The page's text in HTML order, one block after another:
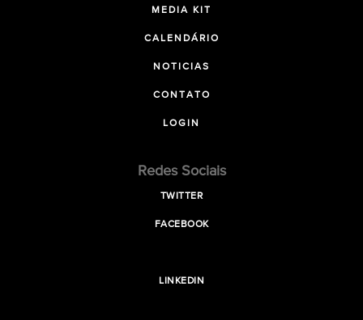
MEDIA KIT
CALENDÁRIO
NOTICIAS
CONTATO
LOGIN
Redes Sociais
TWITTER
FACEBOOK
LINKEDIN